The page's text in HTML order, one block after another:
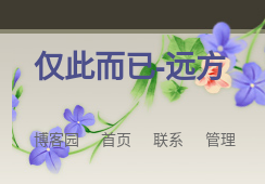
仅此而已-远方
博客园 首页 联系 管理